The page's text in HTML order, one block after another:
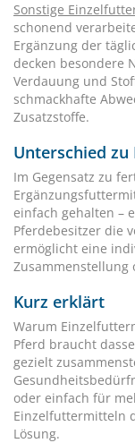
Sonstige
schonend
Ergänzung der
decken besondere
Verdauung und
schmackhafte
Zusatzstoffe.
Unterschied
Im Gegensatz zu
einfach gehalten –
Pferdebesitzer die
ermöglicht eine
Zusammenstellung
Kurz erklärt
Warum
Pferd braucht
gezielt
oder einfach für
Einzelfuttermitteln
Lösung.